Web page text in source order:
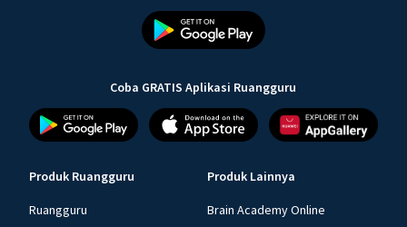
Coba GRATIS Aplikasi Ruangguru
Produk Ruangguru
Ruangguru
Produk Lainnya
Brain Academy Online